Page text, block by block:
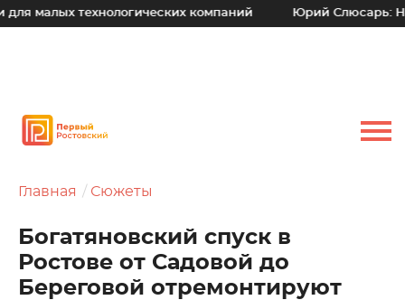
технологических компаний Юрий Слюсарь: Наш
Главная Сюжеты
Богатяновский спуск в
Ростове от Садовой до
Береговой отремонтируют